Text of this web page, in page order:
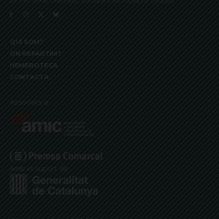
QUI SOM?
ON REPARTIM?
HEMEROTECA
CONTACTA
Associats a:
Amb el suport de: